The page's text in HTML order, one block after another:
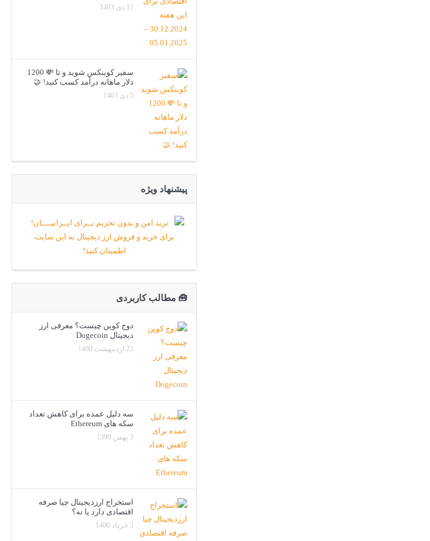
11 دی 1403
سفیر کوینکس شوید و تا 💸 1200
دلار ماهانه درآمد کسب کنید! 🤝
5 دی 1403
پیشنهاد ویژه
🧰 مطالب کاربردی
دوج کوین چیست؟ معرفی ارز
دیجیتال Dogecoin
22 اردیبهشت 1400
سه دلیل عمده برای کاهش تعداد
سکه های Ethereum
3 بهمن 1399
استخراج ارزدیجیتال چیا صرفه
اقتصادی دارد یا نه؟
3 خرداد 1400